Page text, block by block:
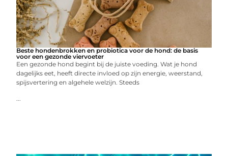
Beste hondenbrokken en probiotica voor de hond: de basis
voor een gezonde viervoeter
Een gezonde hond begint bij de juiste voeding. Wat je hond
dagelijks eet, heeft directe invloed op zijn energie, weerstand,
spijsvertering en algehele welzijn. Steeds
...